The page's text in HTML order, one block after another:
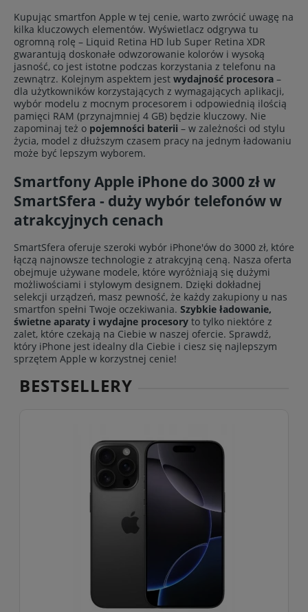
Kupując smartfon Apple w tej cenie, warto zwrócić uwagę na
kilka kluczowych elementów. Wyświetlacz odgrywa tu
ogromną rolę – Liquid Retina HD lub Super Retina XDR
gwarantują doskonałe odwzorowanie kolorów i wysoką
jasność, co jest istotne podczas korzystania z telefonu na
zewnątrz. Kolejnym aspektem jest wydajność procesora –
dla użytkowników korzystających z wymagających aplikacji,
wybór modelu z mocnym procesorem i odpowiednią ilością
pamięci RAM (przynajmniej 4 GB) będzie kluczowy. Nie
zapominaj też o pojemności baterii – w zależności od stylu
życia, model z dłuższym czasem pracy na jednym ładowaniu
może być lepszym wyborem.
Smartfony Apple iPhone do 3000 zł w
SmartSfera - duży wybór telefonów w
atrakcyjnych cenach
SmartSfera oferuje szeroki wybór iPhone'ów do 3000 zł, które
łączą najnowsze technologie z atrakcyjną ceną. Nasza oferta
obejmuje używane modele, które wyróżniają się dużymi
możliwościami i stylowym designem. Dzięki dokładnej
selekcji urządzeń, masz pewność, że każdy zakupiony u nas
smartfon spełni Twoje oczekiwania. Szybkie ładowanie,
świetne aparaty i wydajne procesory to tylko niektóre z
zalet, które czekają na Ciebie w naszej ofercie. Sprawdź,
który iPhone jest idealny dla Ciebie i ciesz się najlepszym
sprzętem Apple w korzystnej cenie!
BESTSELLERY